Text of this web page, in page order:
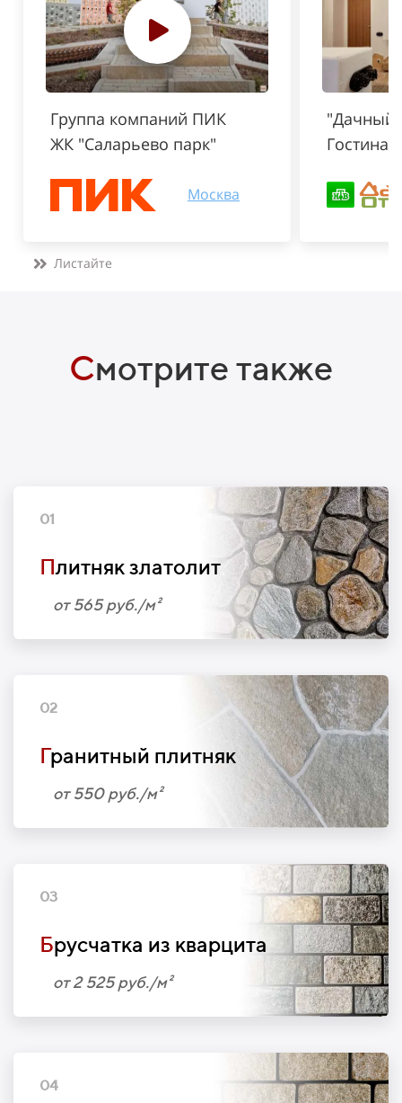
Группа компаний ПИК
ЖК "Саларьево парк"
Москва
"Дачный
Гостиная
Листайте
Смотрите также
01
Плитняк златолит
от 565 руб./м²
02
Гранитный плитняк
от 550 руб./м²
03
Брусчатка из кварцита
от 2 525 руб./м²
04